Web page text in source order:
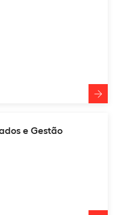
e Gestão